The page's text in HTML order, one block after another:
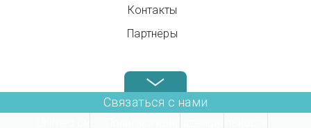
Контакты
Партнёры
Звоните нам в любое время: +972.4.6899580
Связаться с нами